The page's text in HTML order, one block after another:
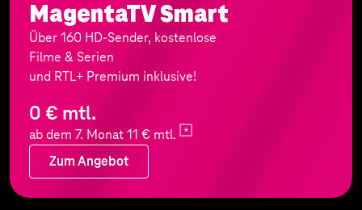
MagentaTV Smart
Über 160 HD-Sender, kostenlose
Filme & Serien
und RTL+ Premium inklusive!
0 € mtl.
ab dem 7. Monat 11 € mtl.
Zum Angebot